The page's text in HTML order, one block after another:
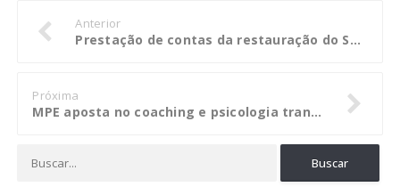
Anterior
Prestação de contas da restauração do Seminário da Conceição é julgada regular
Próxima
MPE aposta no coaching e psicologia transpessoal para trabalhar inteligência emocional de adolescentes infratores